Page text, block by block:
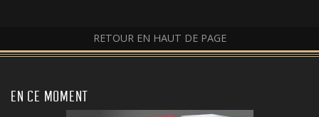
RETOUR EN HAUT DE PAGE
EN CE MOMENT